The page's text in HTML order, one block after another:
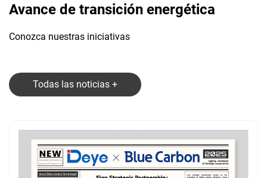
Avance de transición energética
Conozca nuestras iniciativas
Todas las noticias +